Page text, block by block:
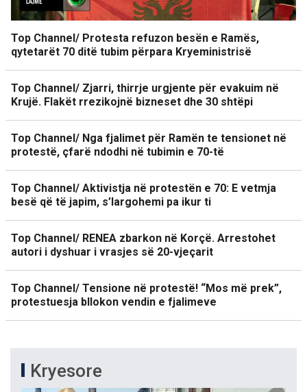
Top Channel/ Protesta refuzon besën e Ramës,
qytetarët 70 ditë tubim përpara Kryeministrisë
Top Channel/ Zjarri, thirrje urgjente për evakuim në
Krujë. Flakët rrezikojnë bizneset dhe 30 shtëpi
Top Channel/ Nga fjalimet për Ramën te tensionet në
protestë, çfarë ndodhi në tubimin e 70-të
Top Channel/ Aktivistja në protestën e 70: E vetmja
besë që të japim, s’largohemi pa ikur ti
Top Channel/ RENEA zbarkon në Korçë. Arrestohet
autori i dyshuar i vrasjes së 20-vjeçarit
Top Channel/ Tensione në protestë! “Mos më prek”,
protestuesja bllokon vendin e fjalimeve
Kryesore